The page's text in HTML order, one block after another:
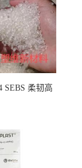
SEBS 柔韧高